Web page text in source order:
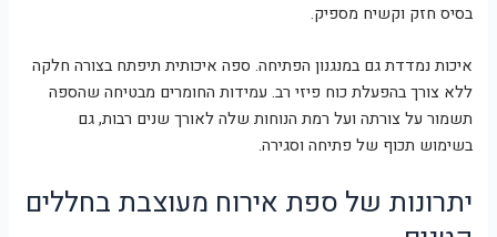
בסיס חזק וקשיח מספיק.
איכות נמדדת גם במנגנון הפתיחה. ספה איכותית תיפתח בצורה חלקה
ללא צורך בהפעלת כוח פיזי רב. עמידות החומרים מבטיחה שהספה
תשמור על צורתה ועל רמת הנוחות שלה לאורך שנים רבות, גם
בשימוש תכוף של פתיחה וסגירה.
יתרונות של ספת אירוח מעוצבת בחללים